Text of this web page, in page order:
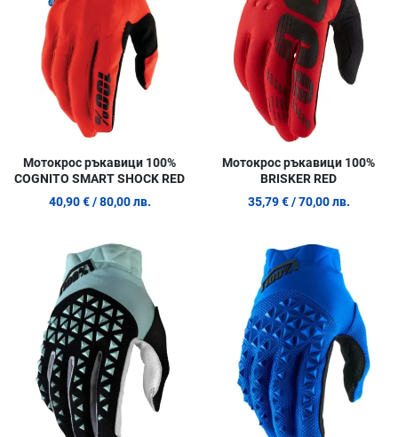
Quick View
Мотокрос ръкавици 100%
COGNITO SMART SHOCK RED
40,90 € / 80,00 лв.
Мотокрос ръкавици 100%
BRISKER RED
35,79 € / 70,00 лв.
Добави в любими
Сравни продукт
Quick View